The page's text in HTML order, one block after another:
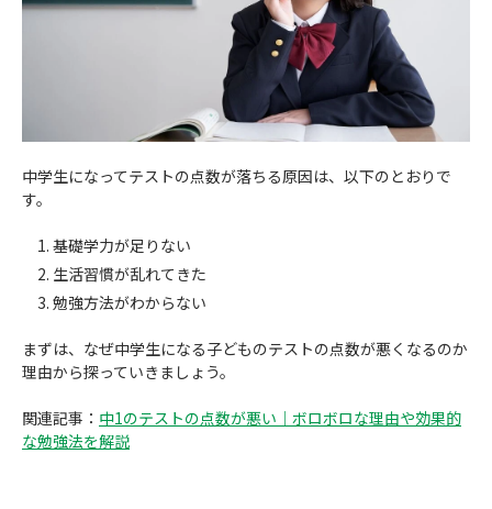
中学生になってテストの点数が落ちる原因は、以下のとおりで
す。
基礎学力が足りない
生活習慣が乱れてきた
勉強方法がわからない
まずは、なぜ中学生になる子どものテストの点数が悪くなるのか
理由から探っていきましょう。
関連記事： 中1のテストの点数が悪い｜ボロボロな理由や効果的
な勉強法を解説